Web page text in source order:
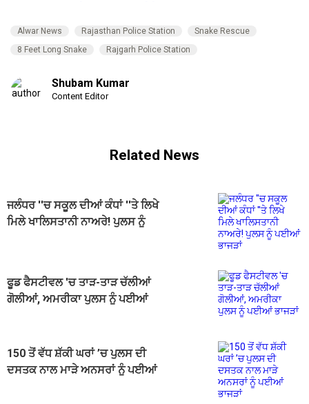
Alwar News Rajasthan Police Station
Snake Rescue
8 Feet Long Snake
Rajgarh Police Station
Shubam Kumar
Content Editor
Related News
ਜਲੰਧਰ ''ਚ ਸਕੂਲ ਦੀਆਂ ਕੰਧਾਂ ''ਤੇ ਲਿਖੇ
ਮਿਲੇ ਖਾਲਿਸਤਾਨੀ ਨਾਅਰੇ! ਪੁਲਸ ਨੂੰ
ਫੂਡ ਫੈਸਟੀਵਲ 'ਚ ਤਾੜ-ਤਾੜ ਚੱਲੀਆਂ
ਗੋਲੀਆਂ, ਅਮਰੀਕਾ ਪੁਲਸ ਨੂੰ ਪਈਆਂ
150 ਤੋਂ ਵੱਧ ਸ਼ੱਕੀ ਘਰਾਂ ’ਚ ਪੁਲਸ ਦੀ
ਦਸਤਕ ਨਾਲ ਮਾੜੇ ਅਨਸਰਾਂ ਨੂੰ ਪਈਆਂ